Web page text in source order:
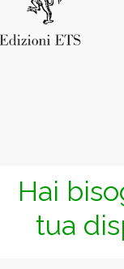
Hai
tua